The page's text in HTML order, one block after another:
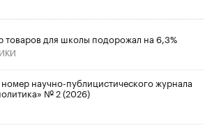
для школы подорожал на 6,3%
научно-публицистического журнала
№ 2 (2026)